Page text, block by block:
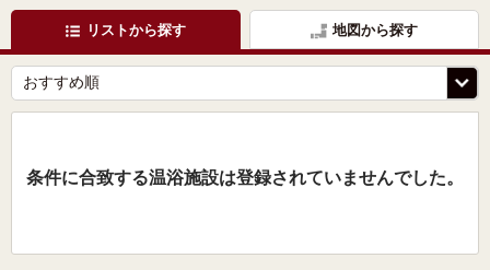
リストから探す 地図から探す
条件に合致する温浴施設は登録されていませんでした。